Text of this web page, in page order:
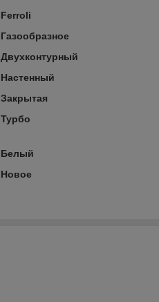
Ferroli
Газообразное
Двухконтурный
Настенный
Закрытая
Турбо
Белый
Новое